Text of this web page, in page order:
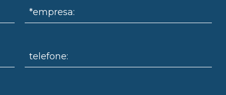
*empresa:
telefone: